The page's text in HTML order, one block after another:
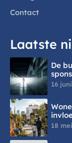
Contact
Laatste
De
16
18